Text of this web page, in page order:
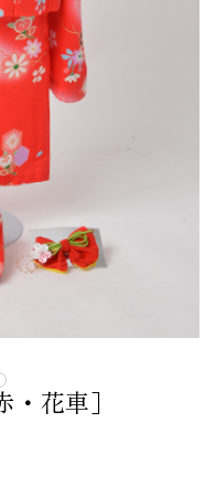
花車］